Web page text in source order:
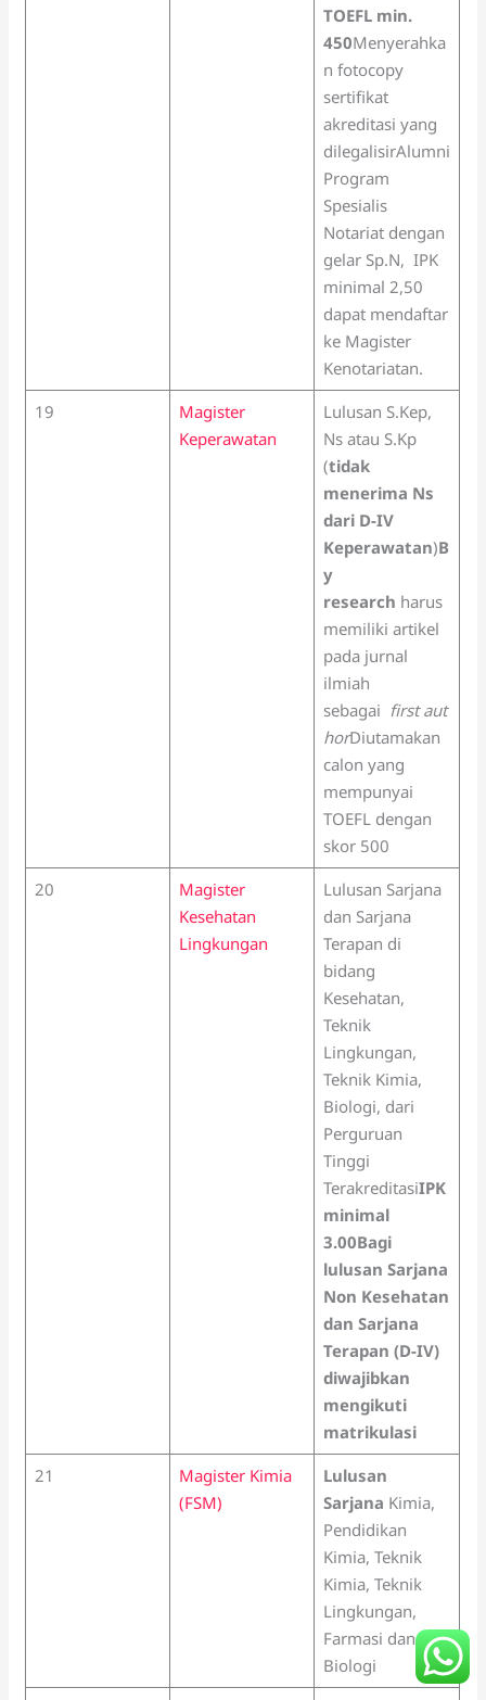
TOEFL min.
450Menyerahka
n fotocopy
sertifikat
akreditasi yang
dilegalisirAlumni
Program
Spesialis
Notariat dengan
gelar Sp.N, IPK
minimal 2,50
dapat mendaftar
ke Magister
Kenotariatan.
19
Magister
Keperawatan
Lulusan S.Kep,
Ns atau S.Kp
(tidak
menerima Ns
dari D-IV
Keperawatan)B
y
research harus
memiliki artikel
pada jurnal
ilmiah
sebagai first aut
horDiutamakan
calon yang
mempunyai
TOEFL dengan
skor 500
20
Magister
Kesehatan
Lingkungan
Lulusan Sarjana
dan Sarjana
Terapan di
bidang
Kesehatan,
Teknik
Lingkungan,
Teknik Kimia,
Biologi, dari
Perguruan
Tinggi
TerakreditasiIPK
minimal
3.00Bagi
lulusan Sarjana
Non Kesehatan
dan Sarjana
Terapan (D-IV)
diwajibkan
mengikuti
matrikulasi
21
Magister Kimia
(FSM)
Lulusan
Sarjana Kimia,
Pendidikan
Kimia, Teknik
Kimia, Teknik
Lingkungan,
Farmasi dan
Biologi